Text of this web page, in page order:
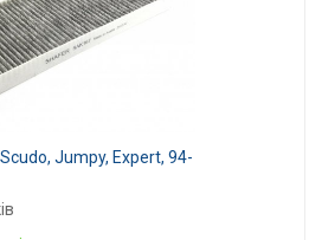
Jumpy, Expert, 94-